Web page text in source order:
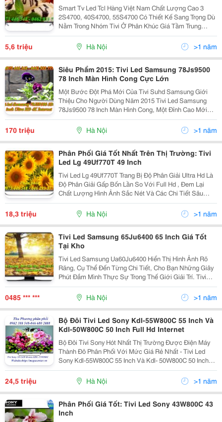
Smart Tv Led Tcl Hàng Việt Nam Chất Lượng Cao 3
2S4700, 40S4700, 55S4700 Có Thiết Kế Sang Trọng Dù
Nằm Trong Nhóm Tivi Ở Phân Khúc Giá Tầm Trung
Nhưng Chiếc Tv Tcl Mang Đến Nét Đẹp Hiện Đại Phù
Hợp Với Nhiều Không Gian Phòng Khách, Đem Lại Sự
Mới Mẻ
5,6 triệu Hà Nội >1 năm
Siêu Phẩm 2015: Tivi Led Samsung 78Js9500
78 Inch Màn Hình Cong Cực Lớn
Một Bước Đột Phá Mới Của Tivi Suhd Samsung Giới
Thiệu Cho Người Dùng Năm 2015 Tivi Led Samsung
78Js9500 78 Inch Màn Hình Cong, Một Đỉnh Cao Mới
Trong Tất Cả Các Dòng Tivi. Tivi Led Samsung
Ua78Js9500 78 Inch Với Thiết Kế Đường Cong Gợn
Sóng Đầy Lô
170 triệu Hà Nội >1 năm
Phân Phối Giá Tốt Nhất Trên Thị Trường: Tivi
Led Lg 49Uf770T 49 Inch
Tivi Led Lg 49Uf770T Trang Bị Độ Phân Giải Ultra Hd Là
Độ Phân Giải Gấp Bốn Lần So Với Full Hd , Đem Lại
Chất Lượng Hình Ảnh Sắc Nét Và Các Chi Tiết Sâu
Đáng Ngạc Nhiên, Tạo Nên Những Khung Hình Hoàn
Mỹ Ngay Cả Khi Xem Ở Khoảng Cách Gần Hoặc Rất
18,3 triệu Hà Nội >1 năm
Tivi Led Samsung 65Ju6400 65 Inch Giá Tốt
Tại Kho
Tivi Led Samsung Ua60Ju6400 Hiển Thị Hình Ảnh Rõ
Rãng, Cụ Thể Đến Từng Chi Tiết, Cho Bạn Những Giây
Phút Đắm Mình Thực Sự Trong Thế Giới Giải Trí. Tivi
Led Samsung Ua60Ju6400 Phát Ra Nguồn Âm Thanh
Đa Chiều, Việc Thưởng Thức Âm Nhạc Hay Âm Than
0485 *** *** Hà Nội >1 năm
Bộ Đôi Tivi Led Sony Kdl-55W800C 55 Inch Và
Kdl-50W800C 50 Inch Full Hd Internet
Bộ Đôi Tivi Sony Hót Nhất Thị Trường Được Điện Máy
Thành Đô Phân Phối Với Mức Giá Rẻ Nhất - Tivi Led
Sony Kdl-55W800C 55 Inch Và Kdl- 50W800C 50 Inch
Full Hd Internet Tv Bravia 3D Thị Trường Tivi Ngày Một
Đa Dạng Với Nhiều Mẫu Mã Và Các Tính Năng
24,5 triệu Hà Nội >1 năm
Phân Phối Giá Tốt: Tivi Led Sony 43W800C 43
Inch